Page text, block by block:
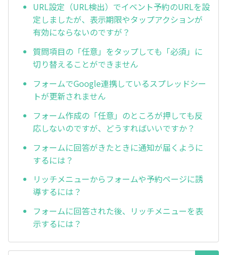
URL設定（URL検出）でイベント予約のURLを設
定しましたが、表示期限やタップアクションが
有効にならないのですが？
質問項目の「任意」をタップしても「必須」に
切り替えることができません
フォームでGoogle連携しているスプレッドシー
トが更新されません
フォーム作成の「任意」のところが押しても反
応しないのですが、どうすればいいですか？
フォームに回答がきたときに通知が届くように
するには？
リッチメニューからフォームや予約ページに誘
導するには？
フォームに回答された後、リッチメニューを表
示するには？